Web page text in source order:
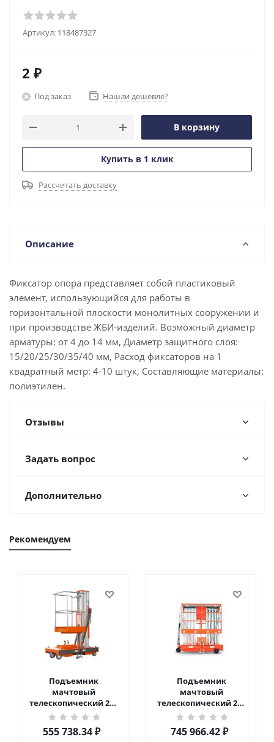
Артикул: 118487327
2 ₽
Под заказ Нашли дешевле?
В корзину
Купить в 1 клик
Рассчитать доставку
Описание
Фиксатор опора представляет собой пластиковый
элемент, использующийся для работы в
горизонтальной плоскости монолитных сооружении и
при производстве ЖБИ-изделий. Возможный диаметр
арматуры: от 4 до 14 мм, Диаметр защитного слоя:
15/20/25/30/35/40 мм, Расход фиксаторов на 1
квадратный метр: 4-10 штук, Составляющие материалы:
полиэтилен.
Отзывы
Задать вопрос
Дополнительно
Рекомендуем
Подъемник
мачтовый
телескопический 200
кг 6 м TOR GTWY6-200S
DC 2-мачтовый
(автономный) (G) в
555 738.34₽
Подъемник
мачтовый
телескопический 200
кг 10 м TOR GTWY10-
200S DC 2-мачтовый
(автономный) (N) в
745 966.42₽